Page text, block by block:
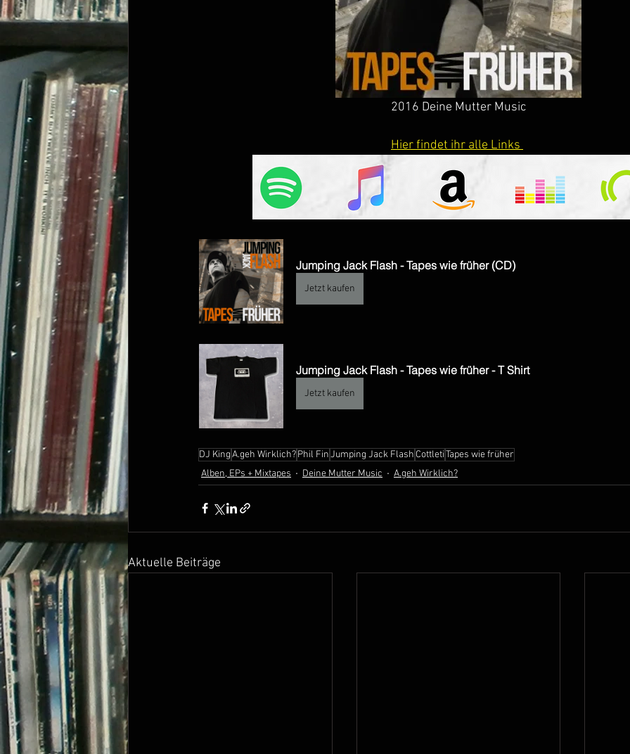
2016 Deine Mutter Music
Hier findet ihr alle Links
Jumping Jack Flash - Tapes wie früher (CD)
Jetzt kaufen
Jumping Jack Flash - Tapes wie früher - T Shirt
Jetzt kaufen
DJ KingA.geh Wirklich?Phil FinJumping Jack Flash CottletiTapes wie früher
Alben, EPs + Mixtapes
Deine Mutter Music A.geh Wirklich?
Aktuelle Beiträge